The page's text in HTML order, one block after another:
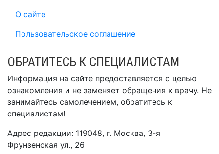
О сайте
Пользовательское соглашение
ОБРАТИТЕСЬ К СПЕЦИАЛИСТАМ
Информация на сайте предоставляется с целью
ознакомления и не заменяет обращения к врачу. Не
занимайтесь самолечением, обратитесь к
специалистам!
Адрес редакции: 119048, г. Москва, 3-я
Фрунзенская ул., 26